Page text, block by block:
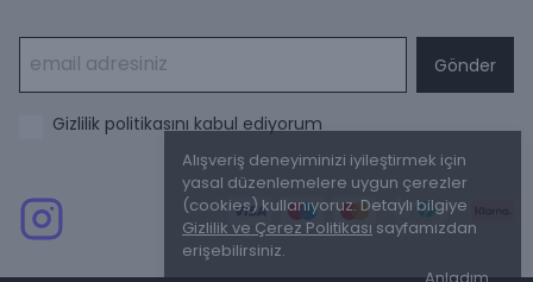
Alışveriş deneyiminizi iyileştirmek için
yasal düzenlemelere uygun çerezler
(cookies) kullanıyoruz. Detaylı bilgiye
Gizlilik ve Çerez Politikası sayfamızdan
erişebilirsiniz.
Gönder
Gizlilik politikasını kabul ediyorum